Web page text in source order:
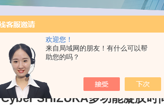
欢迎您！
来自局域网的朋友！有什么可以帮
助您的吗？
cyber/ Cyber SHIZUKA多功能凝胶时
Cyber SHIZUKA多功能凝胶时